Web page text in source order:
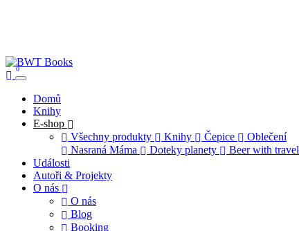
0
Domů
Knihy
E-shop
Všechny produkty
Knihy Čepice
Oblečení
Nasraná Máma
Doteky planety Beer with travel
Události
Autoři & Projekty
O nás
O nás
Blog
Booking